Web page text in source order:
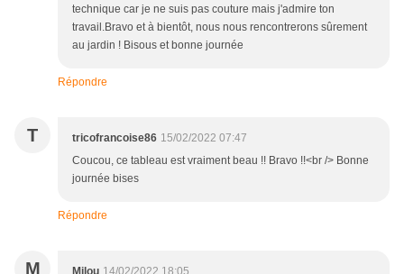
technique car je ne suis pas couture mais j'admire ton
travail.Bravo et à bientôt, nous nous rencontrerons sûrement
au jardin ! Bisous et bonne journée
Répondre
T tricofrancoise86 15/02/2022 07:47
Coucou, ce tableau est vraiment beau !! Bravo !!<br /> Bonne
journée bises
Répondre
M Milou 14/02/2022 18:05